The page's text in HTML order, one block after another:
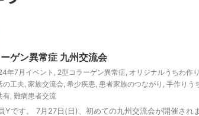
ゲン異常症 九州交流会
年7月イベント , 2型コラーゲン異常症, オリジナルうちわ作り
の工夫, 家族交流会, 希少疾患, 患者家族のつながり , 手作りう
有, 難病患者交流
Yです。 7月27日(日)、初めての九州交流会が開催さ